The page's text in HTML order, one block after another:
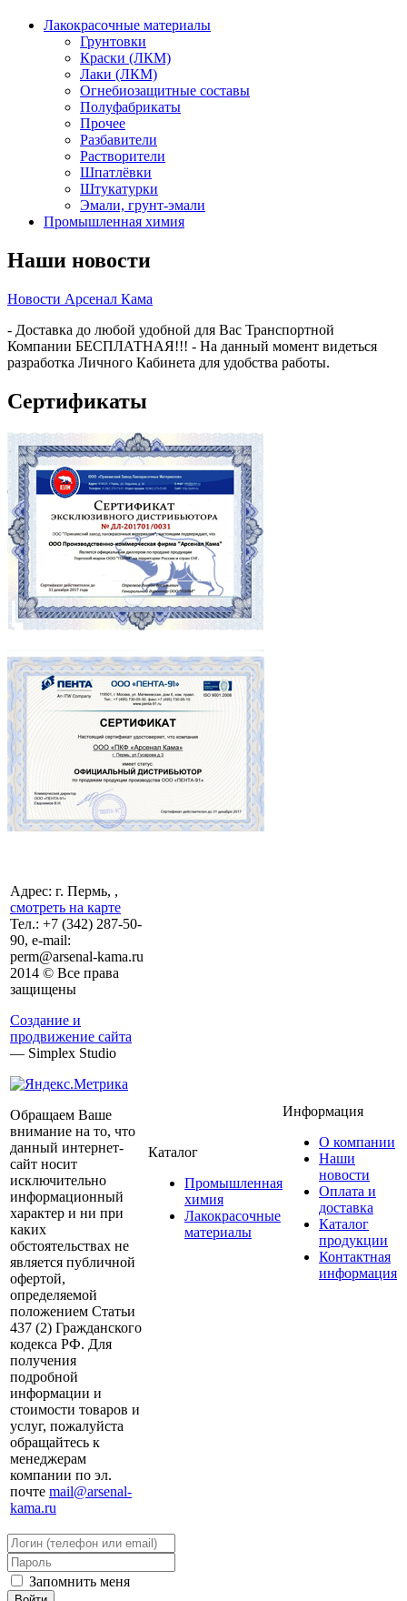
Лакокрасочные материалы
Грунтовки
Краски (ЛКМ)
Лаки (ЛКМ)
Огнебиозащитные составы
Полуфабрикаты
Прочее
Разбавители
Растворители
Шпатлёвки
Штукатурки
Эмали, грунт-эмали
Промышленная химия
Наши новости
Новости Арсенал Кама
- Доставка до любой удобной для Вас Транспортной
Компании БЕСПЛАТНАЯ!!! - На данный момент видеться
разработка Личного Кабинета для удобства работы.
Сертификаты
Адрес: г. Пермь, ,
смотреть на карте
Тел.: +7 (342) 287-50-
90, e-mail:
perm@arsenal-kama.ru
2014 © Все права
защищены
Создание и
продвижение сайта
— Simplex Studio
Обращаем Ваше
внимание на то, что
данный интернет-
сайт носит
исключительно
информационный
характер и ни при
каких
обстоятельствах не
является публичной
офертой,
определяемой
положением Статьи
437 (2) Гражданского
кодекса РФ. Для
получения
подробной
информации и
стоимости товаров и
услуг, пожалуйста
обращайтесь к
менеджерам
компании по эл.
почте mail@arsenal-
kama.ru
Каталог
Промышленная
химия
Лакокрасочные
материалы
Информация
О компании
Наши
новости
Оплата и
доставка
Каталог
продукции
Контактная
информация
Запомнить меня